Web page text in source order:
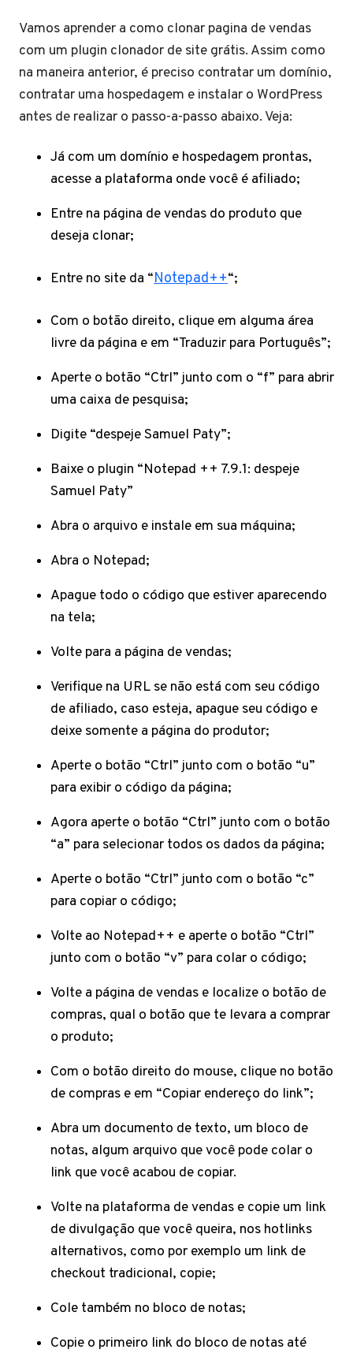
Vamos aprender a como clonar pagina de vendas
com um plugin clonador de site grátis. Assim como
na maneira anterior, é preciso contratar um domínio,
contratar uma hospedagem e instalar o WordPress
antes de realizar o passo-a-passo abaixo. Veja:
Já com um domínio e hospedagem prontas,
acesse a plataforma onde você é afiliado;
Entre na página de vendas do produto que
deseja clonar;
Entre no site da “Notepad++“;
Com o botão direito, clique em alguma área
livre da página e em “Traduzir para Português”;
Aperte o botão “Ctrl” junto com o “f” para abrir
uma caixa de pesquisa;
Digite “despeje Samuel Paty”;
Baixe o plugin “Notepad ++ 7.9.1: despeje
Samuel Paty”
Abra o arquivo e instale em sua máquina;
Abra o Notepad;
Apague todo o código que estiver aparecendo
na tela;
Volte para a página de vendas;
Verifique na URL se não está com seu código
de afiliado, caso esteja, apague seu código e
deixe somente a página do produtor;
Aperte o botão “Ctrl” junto com o botão “u”
para exibir o código da página;
Agora aperte o botão “Ctrl” junto com o botão
“a” para selecionar todos os dados da página;
Aperte o botão “Ctrl” junto com o botão “c”
para copiar o código;
Volte ao Notepad++ e aperte o botão “Ctrl”
junto com o botão “v” para colar o código;
Volte a página de vendas e localize o botão de
compras, qual o botão que te levara a comprar
o produto;
Com o botão direito do mouse, clique no botão
de compras e em “Copiar endereço do link”;
Abra um documento de texto, um bloco de
notas, algum arquivo que você pode colar o
link que você acabou de copiar.
Volte na plataforma de vendas e copie um link
de divulgação que você queira, nos hotlinks
alternativos, como por exemplo um link de
checkout tradicional, copie;
Cole também no bloco de notas;
Copie o primeiro link do bloco de notas até